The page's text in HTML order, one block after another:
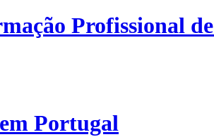
Profissional
Portugal